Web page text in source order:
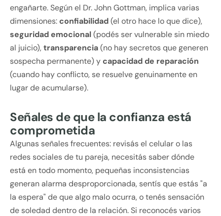
engañarte. Según el Dr. John Gottman, implica varias
dimensiones: confiabilidad(el otro hace lo que dice),
seguridad emocional(podés ser vulnerable sin miedo
al juicio),transparencia(no hay secretos que generen
sospecha permanente) y capacidad de reparación
(cuando hay conflicto, se resuelve genuinamente en
lugar de acumularse).
Señales de que la confianza está
comprometida
Algunas señales frecuentes: revisás el celular o las
redes sociales de tu pareja, necesitás saber dónde
está en todo momento, pequeñas inconsistencias
generan alarma desproporcionada, sentís que estás "a
la espera" de que algo malo ocurra, o tenés sensación
de soledad dentro de la relación. Si reconocés varios